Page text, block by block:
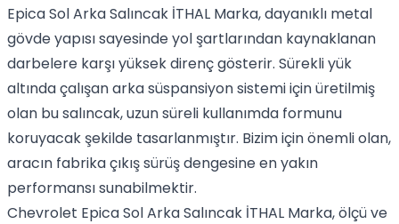
Epica Sol Arka Salıncak İTHAL Marka, dayanıklı metal
gövde yapısı sayesinde yol şartlarından kaynaklanan
darbelere karşı yüksek direnç gösterir. Sürekli yük
altında çalışan arka süspansiyon sistemi için üretilmiş
olan bu salıncak, uzun süreli kullanımda formunu
koruyacak şekilde tasarlanmıştır. Bizim için önemli olan,
aracın fabrika çıkış sürüş dengesine en yakın
performansı sunabilmektir.
Chevrolet Epica Sol Arka Salıncak İTHAL Marka, ölçü ve